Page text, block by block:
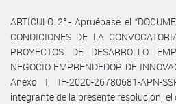
ARTÍCULO 2°.- Apruébase el
CONDICIONES DE LA
PROYECTOS DE DESARROLLO
NEGOCIO EMPRENDEDOR DE
Anexo I, IF-2020-26780681-APN-
integrante de la presente resolución,